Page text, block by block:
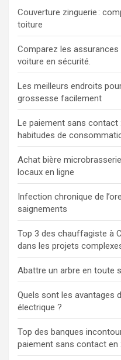
Couverture zinguerie :
toiture
Comparez les
voiture en sécurité.
Les meilleurs endroits
grossesse facilement
Le paiement sans
habitudes de
Achat bière
locaux en ligne
Infection chronique de
saignements
Top 3 des chauffagiste à
dans les projets
Abattre un arbre en toute
Quels sont les avantages
électrique ?
Top des banques
paiement sans contact en